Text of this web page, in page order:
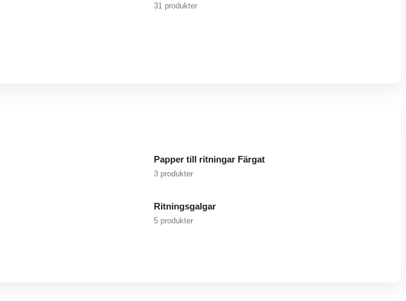
31 produkter
Papper till ritningar Färgat
3 produkter
Ritningsgalgar
5 produkter